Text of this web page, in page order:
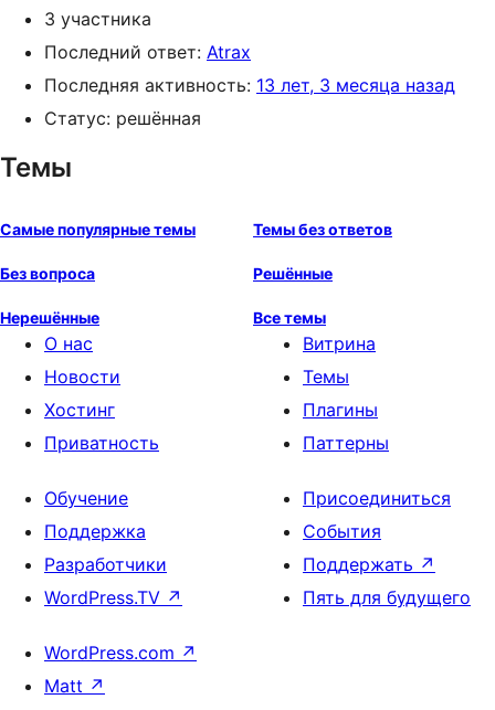
3 участника
Последний ответ: Atrax
Последняя активность: 13 лет, 3 месяца назад
Статус: решённая
Темы
Самые популярные темы Темы без ответов
Без вопроса Решённые
Нерешённые Все темы
О нас
Новости
Хостинг
Приватность
Витрина
Темы
Плагины
Паттерны
Обучение
Поддержка
Разработчики
WordPress.TV ↗
Присоединиться
События
Поддержать ↗
Пять для будущего
WordPress.com ↗
Matt ↗